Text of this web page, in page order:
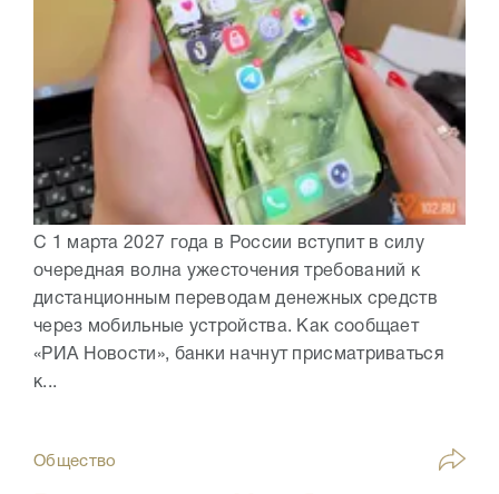
С 1 марта 2027 года в России вступит в силу
очередная волна ужесточения требований к
дистанционным переводам денежных средств
через мобильные устройства. Как сообщает
«РИА Новости», банки начнут присматриваться
к...
Общество